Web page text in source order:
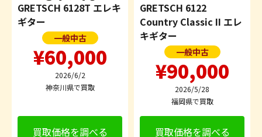
GRETSCH 6128T エレキ
ギター
一般中古
¥60,000
2026/6/2
神奈川県で買取
買取価格を調べる
GRETSCH 6122
Country Classic II エレ
キギター
一般中古
¥90,000
2026/5/28
福岡県で買取
買取価格を調べる